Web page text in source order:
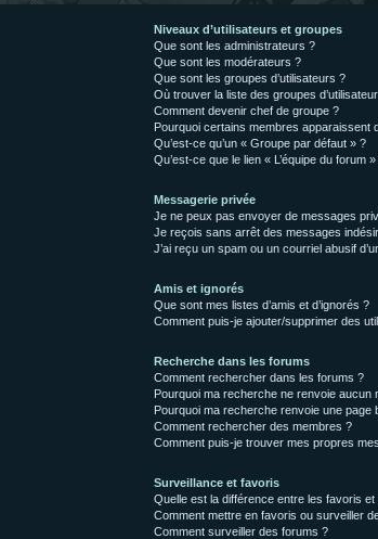
Niveaux d’utilisateurs et groupes
Que sont les administrateurs ?
Que sont les modérateurs ?
Que sont les groupes d’utilisateurs ?
Où trouver la liste des groupes
Comment devenir chef de groupe ?
Pourquoi certains membres apparaissent
Qu’est-ce qu’un « Groupe par défaut » ?
Qu’est-ce que le lien « L’équipe du forum »
Messagerie privée
Je ne peux pas envoyer de messages
Je reçois sans arrêt des messages
J’ai reçu un spam ou un courriel abusif
Amis et ignorés
Que sont mes listes d’amis et d’ignorés ?
Comment puis-je ajouter/supprimer des
Recherche dans les forums
Comment rechercher dans les forums ?
Pourquoi ma recherche ne renvoie aucun
Pourquoi ma recherche renvoie une page
Comment rechercher des membres ?
Comment puis-je trouver mes propres
Surveillance et favoris
Quelle est la différence entre les favoris
Comment mettre en favoris ou surveiller
Comment surveiller des forums ?